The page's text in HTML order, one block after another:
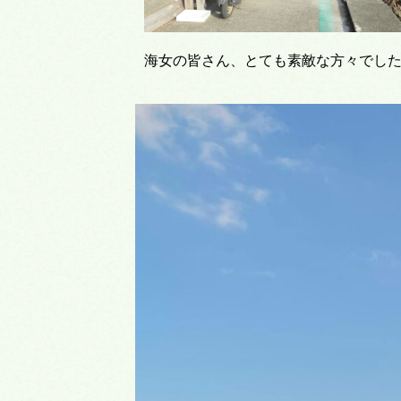
海女の皆さん、とても素敵な方々でし